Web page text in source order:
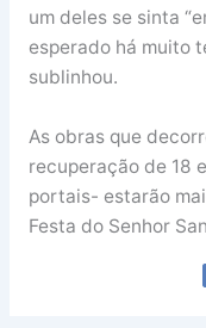
um deles se sinta
esperado há muito
sublinhou.
As obras que
recuperação de 18
portais- estarão
Festa do Senhor